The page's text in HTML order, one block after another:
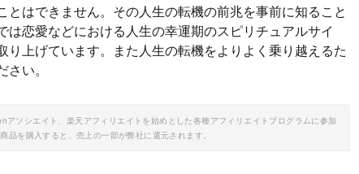
とはできません。その人生の転機の前兆を事前に知ること
は恋愛などにおける人生の幸運期のスピリチュアルサイ
り上げています。また人生の転機をよりよく乗り越えるた
い。
ソシエイト、楽天アフィリエイトを始めとした各種アフィリエイトプログラムに参加
品を購入すると、売上の一部が弊社に還元されます。